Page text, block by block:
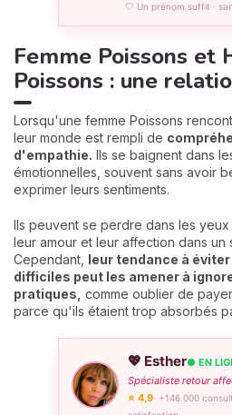
🤍 Un prénom suffit ·
Femme Poissons et
Poissons : une
Lorsqu'une femme Poissons
leur monde est rempli de
d'empathie. Ils se baignent dans
émotionnelles, souvent sans avoir
exprimer leurs sentiments.
Ils peuvent se perdre dans les
leur amour et leur affection dans un
Cependant, leur tendance à
difficiles peut les amener à
pratiques, comme oublier de
parce qu'ils étaient trop absorbés
💖 Esther● EN
Spécialiste retour
⭐ 4,9· +146 000